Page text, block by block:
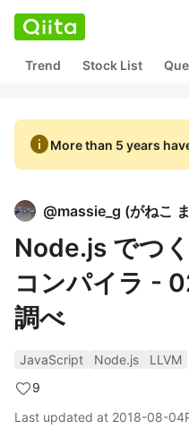
Trend Stock List
infoMore than 5 years
@massie_g (がねこ
Node.js でつ
コンパイラ -
調べ
JavaScript Node.js
LLVM
9
Last updated at 2018-08-04